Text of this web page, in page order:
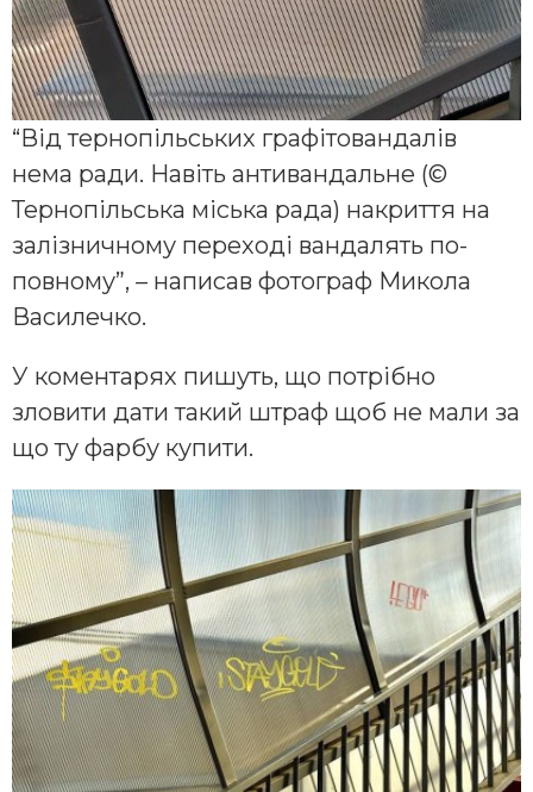
“Від тернопільських графітовандалів
нема ради. Навіть антивандальне (©
Тернопільська міська рада) накриття на
залізничному переході вандалять по-
повному”, – написав фотограф Микола
Василечко.
У коментарях пишуть, що потрібно
зловити дати такий штраф щоб не мали за
що ту фарбу купити.